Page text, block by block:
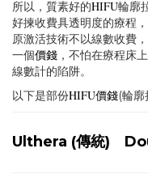
所以，質素好的HIFU輪廓
好揀收費具透明度的療程
原激活技術不以線數收費
一個價錢 ，不怕在療程床
線數計的陷阱。
以下是部份HIFU價錢(輪廓
Ulthera (傳統)